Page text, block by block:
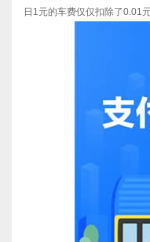
日1元的车费仅仅扣除了0.01